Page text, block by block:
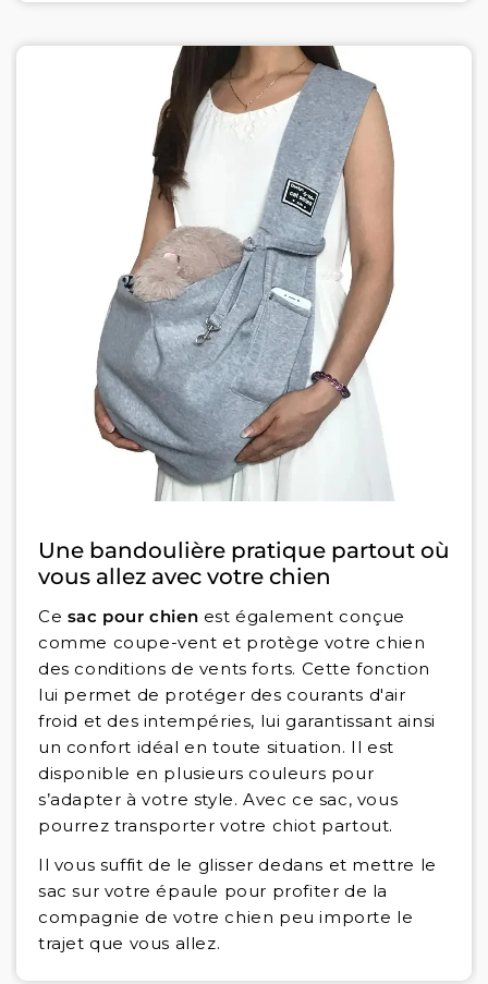
Une bandoulière pratique partout où
vous allez avec votre chien
Ce sac pour chien est également conçue
comme coupe-vent et protège votre chien
des conditions de vents forts. Cette fonction
lui permet de protéger des courants d'air
froid et des intempéries, lui garantissant ainsi
un confort idéal en toute situation. Il est
disponible en plusieurs couleurs pour
s’adapter à votre style. Avec ce sac, vous
pourrez transporter votre chiot partout.
Il vous suffit de le glisser dedans et mettre le
sac sur votre épaule pour profiter de la
compagnie de votre chien peu importe le
trajet que vous allez.